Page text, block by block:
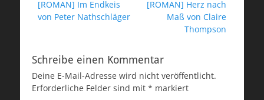
Vorheriger
Beitrag:
[ROMAN] Im Endkeis
von Peter Nathschläger
Nächster
[ROMAN] Herz nach
Maß von Claire
Thompson
Schreibe einen Kommentar
Deine E-Mail-Adresse wird nicht veröffentlicht.
Erforderliche Felder sind mit * markiert